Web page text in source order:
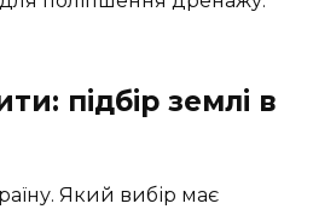
підбір землі в
Який вибір має